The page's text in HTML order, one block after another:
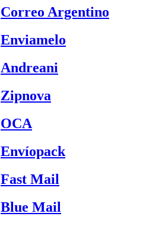
Correo Argentino
Enviamelo
Andreani
Zipnova
OCA
Envíopack
Fast Mail
Blue Mail